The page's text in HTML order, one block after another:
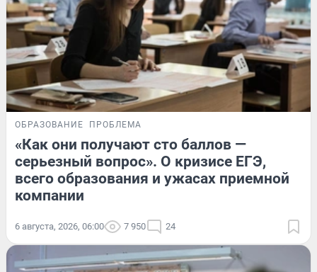
ОБРАЗОВАНИЕ ПРОБЛЕМА
«Как они получают сто баллов —
серьезный вопрос». О кризисе ЕГЭ,
всего образования и ужасах приемной
компании
6 августа, 2026, 06:00 7 950 24